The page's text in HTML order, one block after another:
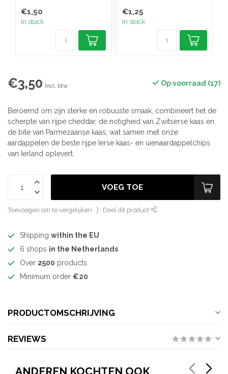
€1,50
In stock
€1,25
In stock
€3,50 Incl. btw Op voorraad (17)
Beroemd om zijn sterke en robuuste smaak, combineert het de
scherpte van rijpe cheddar, de notigheid van Zwitserse kaas en
de bite van Parmezaanse kaas, wat samen met onze
aardappelen de beste rijpe Ierse kaas- en uienaardappelchips
van Ierland oplevert.
VOEG TOE
Toevoegen om te vergelijken Deel dit product
Shipping within the EU
6 shops in the Netherlands
Over 2500 products
Minimum order €20
PRODUCTOMSCHRIJVING
REVIEWS
ANDEREN KOCHTEN OOK